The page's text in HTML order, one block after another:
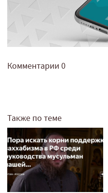
Комментарии 0
Также по теме